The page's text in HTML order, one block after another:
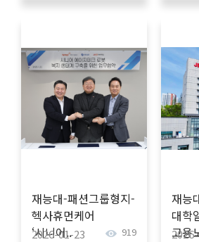
재능대-패션그룹형지-
헥사휴먼케어
‘시니어..
2026-01-23 919
재능
대학
고용